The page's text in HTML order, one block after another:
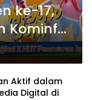
ke-17,
Kominfo
Digital
Aktif dalam
Digital di